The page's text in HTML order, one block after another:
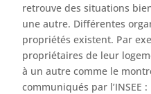
retrouve des situations
une autre. Différentes
propriétés existent. Par
propriétaires de leur
à un autre comme le
communiqués par l’INSEE :